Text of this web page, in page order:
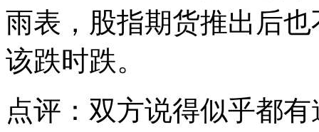
雨表，股指期货推出后
该跌时跌。
点评：双方说得似乎都